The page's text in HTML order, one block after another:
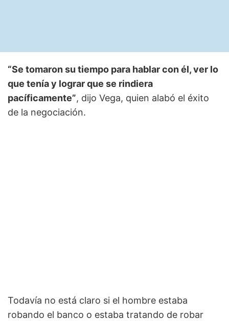
“Se tomaron su tiempo para hablar con él, ver lo
que tenía y lograr que se rindiera
pacíficamente”, dijo Vega, quien alabó el éxito
de la negociación.
Todavía no está claro si el hombre estaba
robando el banco o estaba tratando de robar